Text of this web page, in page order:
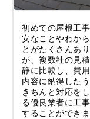
初めての屋根工
安なことやわか
とがたくさんあ
が、複数社の見
静に比較し、費
内容に納得したう
きちんと対応を
る優良業者に工
することができま